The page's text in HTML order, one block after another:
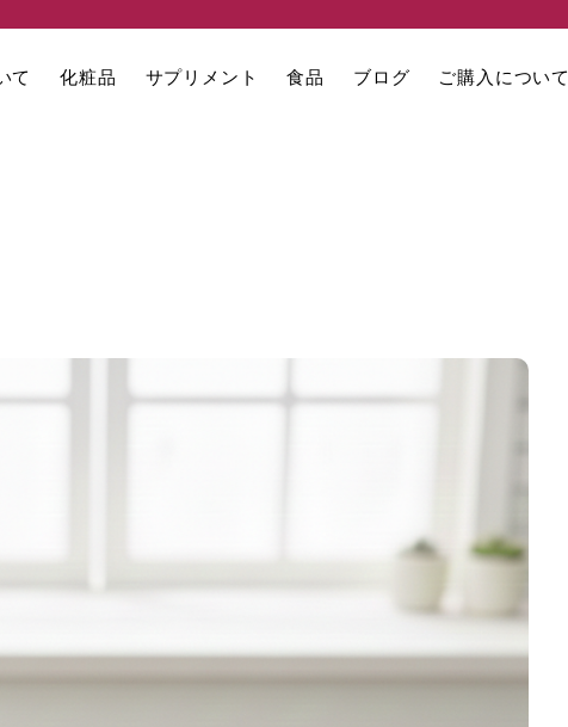
て 化粧品 サプリメント 食品 ブログ ご購入について